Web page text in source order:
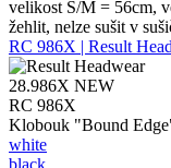
velikost S/M = 56cm,
žehlit, nelze sušit v
RC 986X | Result
28.986X NEW
RC 986X
Klobouk "Bound
white
black